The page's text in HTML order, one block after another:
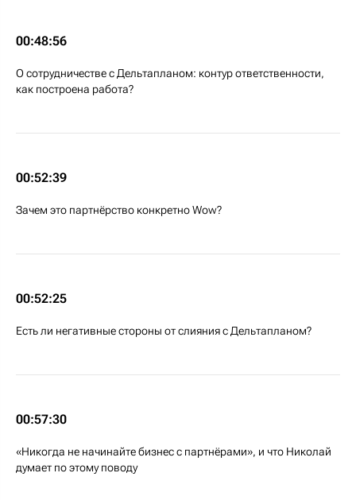
00:48:56
О сотрудничестве с Дельтапланом: контур ответственности,
как построена работа?
00:52:39
Зачем это партнёрство конкретно Wow?
00:52:25
Есть ли негативные стороны от слияния с Дельтапланом?
00:57:30
«Никогда не начинайте бизнес с партнёрами», и что Николай
думает по этому поводу